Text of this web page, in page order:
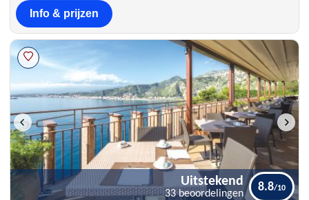
Info & prijzen
Uitstekend
33 beoordelingen
8.8